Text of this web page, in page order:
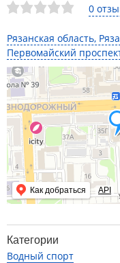
0
Рязанская область,
Первомайский
Как добраться API
Категории
Водный спорт